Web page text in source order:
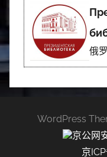
俄
WordPress
京公网
京